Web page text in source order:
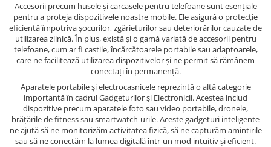
Accesorii precum husele și carcasele pentru telefoane sunt esențiale
pentru a proteja dispozitivele noastre mobile. Ele asigură o protecție
eficientă împotriva șocurilor, zgârieturilor sau deteriorărilor cauzate de
utilizarea zilnică. În plus, există și o gamă variată de accesorii pentru
telefoane, cum ar fi castile, încărcătoarele portabile sau adaptoarele,
care ne facilitează utilizarea dispozitivelor și ne permit să rămânem
conectați în permanență.
Aparatele portabile și electrocasnicele reprezintă o altă categorie
importantă în cadrul Gadgeturilor și Electronicii. Acestea includ
dispozitive precum aparatele foto sau video portabile, dronele,
brățările de fitness sau smartwatch-urile. Aceste gadgeturi inteligente
ne ajută să ne monitorizăm activitatea fizică, să ne capturăm amintirile
sau să ne conectăm la lumea digitală într-un mod intuitiv și eficient.